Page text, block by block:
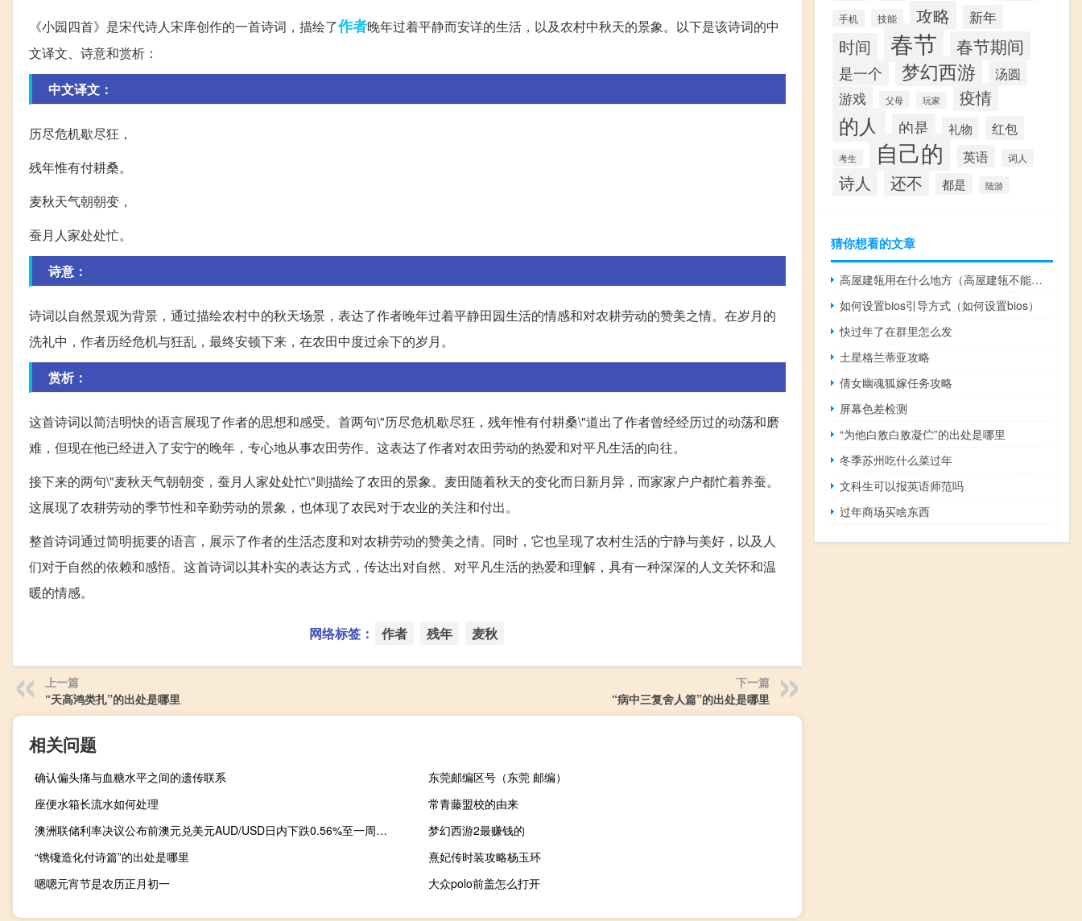
《小园四首》是宋代诗人宋庠创作的一首诗词，描绘了作者晚年过着平静而安详的生活，以及农村中秋天的景象。以下是该诗词的中
文译文、诗意和赏析：
中文译文：
历尽危机歇尽狂，
残年惟有付耕桑。
麦秋天气朝朝变，
蚕月人家处处忙。
诗意：
诗词以自然景观为背景，通过描绘农村中的秋天场景，表达了作者晚年过着平静田园生活的情感和对农耕劳动的赞美之情。在岁月的
洗礼中，作者历经危机与狂乱，最终安顿下来，在农田中度过余下的岁月。
赏析：
这首诗词以简洁明快的语言展现了作者的思想和感受。首两句\"历尽危机歇尽狂，残年惟有付耕桑\"道出了作者曾经经历过的动荡和磨
难，但现在他已经进入了安宁的晚年，专心地从事农田劳作。这表达了作者对农田劳动的热爱和对平凡生活的向往。
接下来的两句\"麦秋天气朝朝变，蚕月人家处处忙\"则描绘了农田的景象。麦田随着秋天的变化而日新月异，而家家户户都忙着养蚕。
这展现了农耕劳动的季节性和辛勤劳动的景象，也体现了农民对于农业的关注和付出。
整首诗词通过简明扼要的语言，展示了作者的生活态度和对农耕劳动的赞美之情。同时，它也呈现了农村生活的宁静与美好，以及人
们对于自然的依赖和感悟。这首诗词以其朴实的表达方式，传达出对自然、对平凡生活的热爱和理解，具有一种深深的人文关怀和温
暖的情感。
网络标签： 作者 残年 麦秋
上一篇
“天高鸿类扎”的出处是哪里
下一篇
“病中三复舍人篇”的出处是哪里
相关问题
确认偏头痛与血糖水平之间的遗传联系
东莞邮编区号（东莞 邮编）
座便水箱长流水如何处理
常青藤盟校的由来
澳洲联储利率决议公布前澳元兑美元AUD/USD日内下跌0.56%至一周低点现报0.6423
梦幻西游2最赚钱的
“镌镵造化付诗篇”的出处是哪里
熹妃传时装攻略杨玉环
嗯嗯元宵节是农历正月初一
大众polo前盖怎么打开
手机 技能 攻略 新年
时间 春节 春节期间
是一个 梦幻西游
汤圆
游戏
父母 玩家 疫情
的人 的是 礼物 红包
考生 自己的 英语 词人
诗人 还不 都是 陆游
猜你想看的文章
高屋建瓴用在什么地方（高屋建瓴不能随便用）
如何设置bios引导方式（如何设置bios）
快过年了在群里怎么发
土星格兰蒂亚攻略
倩女幽魂狐嫁任务攻略
屏幕色差检测
“为他白敫白敫凝伫”的出处是哪里
冬季苏州吃什么菜过年
文科生可以报英语师范吗
过年商场买啥东西